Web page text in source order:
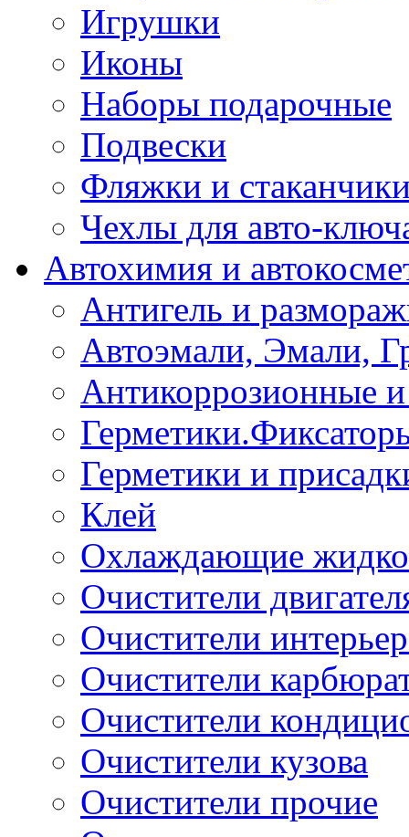
Игрушки
Иконы
Наборы подарочные
Подвески
Фляжки и
Чехлы для авто-
Автохимия и
Антигель и
Автоэмали, Эмали,
Антикоррозионные
Герметики и
Клей
Охлаждающие
Очистители
Очистители
Очистители
Очистители
Очистители кузова
Очистители прочие